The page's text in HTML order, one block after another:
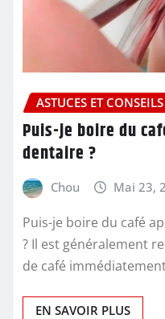
ASTUCES ET CONSEILS
Puis-je boire du
dentaire ?
Chou Mai 23,
Puis-je boire du café
? Il est généralement
de café
EN SAVOIR PLUS